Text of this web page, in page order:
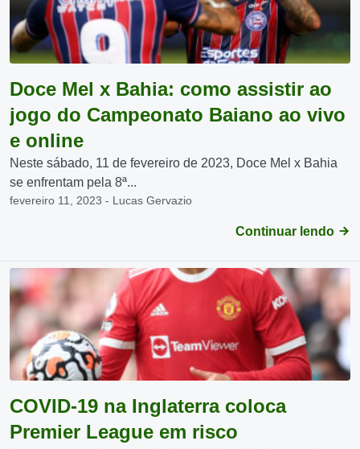
Doce Mel x Bahia: como assistir ao
jogo do Campeonato Baiano ao vivo
e online
Neste sábado, 11 de fevereiro de 2023, Doce Mel x Bahia
se enfrentam pela 8ª...
fevereiro 11, 2023 - Lucas Gervazio
Continuar lendo
COVID-19 na Inglaterra coloca
Premier League em risco